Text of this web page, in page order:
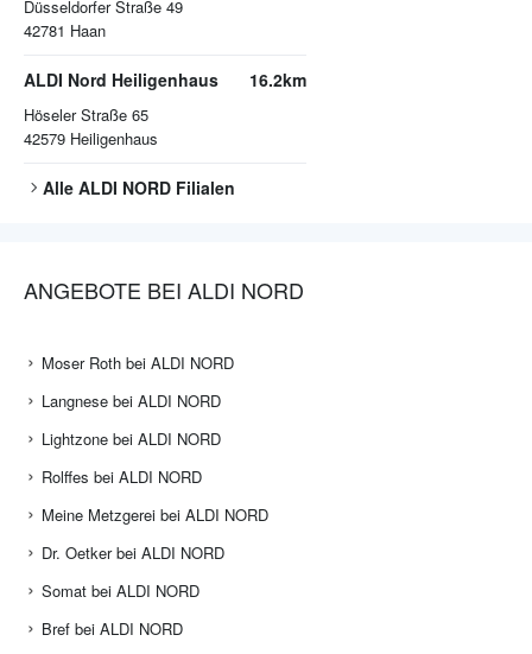
Düsseldorfer Straße 49
42781 Haan
ALDI Nord Heiligenhaus
Höseler Straße 65
42579 Heiligenhaus
16.2km
Alle ALDI NORD Filialen
ANGEBOTE BEI ALDI NORD
Moser Roth bei ALDI NORD
Langnese bei ALDI NORD
Lightzone bei ALDI NORD
Rolffes bei ALDI NORD
Meine Metzgerei bei ALDI NORD
Dr. Oetker bei ALDI NORD
Somat bei ALDI NORD
Bref bei ALDI NORD